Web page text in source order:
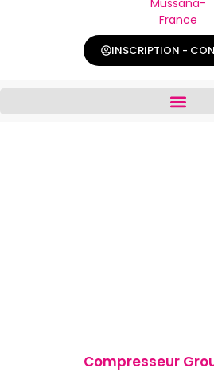
INSCRIPTION -
Compresseur